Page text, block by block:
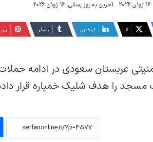
16 ژوئن 2026 آخرین به روز رسانی: 16 ژوئن 2026
X لینکدین ‫تامبلر
عربستان سعودی در ادامه
مسجد را هدف شلیک خمپاره قرار